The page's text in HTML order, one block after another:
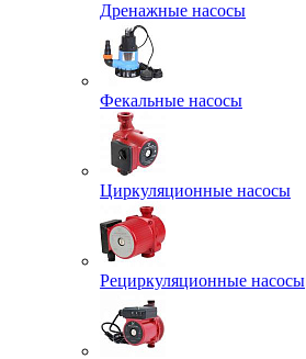
Дренажные насосы
Фекальные насосы
Циркуляционные насосы
Рециркуляционные насосы